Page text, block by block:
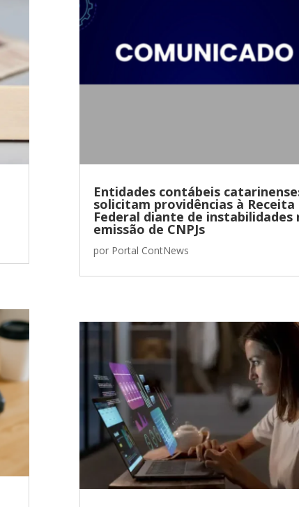
Entidades contábeis
solicitam providências à Receita
Federal diante de instabilidades
emissão de CNPJs
por Portal ContNews